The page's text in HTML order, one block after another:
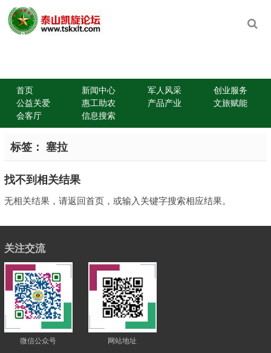
首页 新闻中心 军人风采
创业服务
公益关爱
惠工助农 产品产业
文旅赋能
会客厅
信息搜索
标签： 塞拉
找不到相关结果
无相关结果，请返回首页，或输入关键字搜索相应结果。
关注交流
微信公众号 网站地址